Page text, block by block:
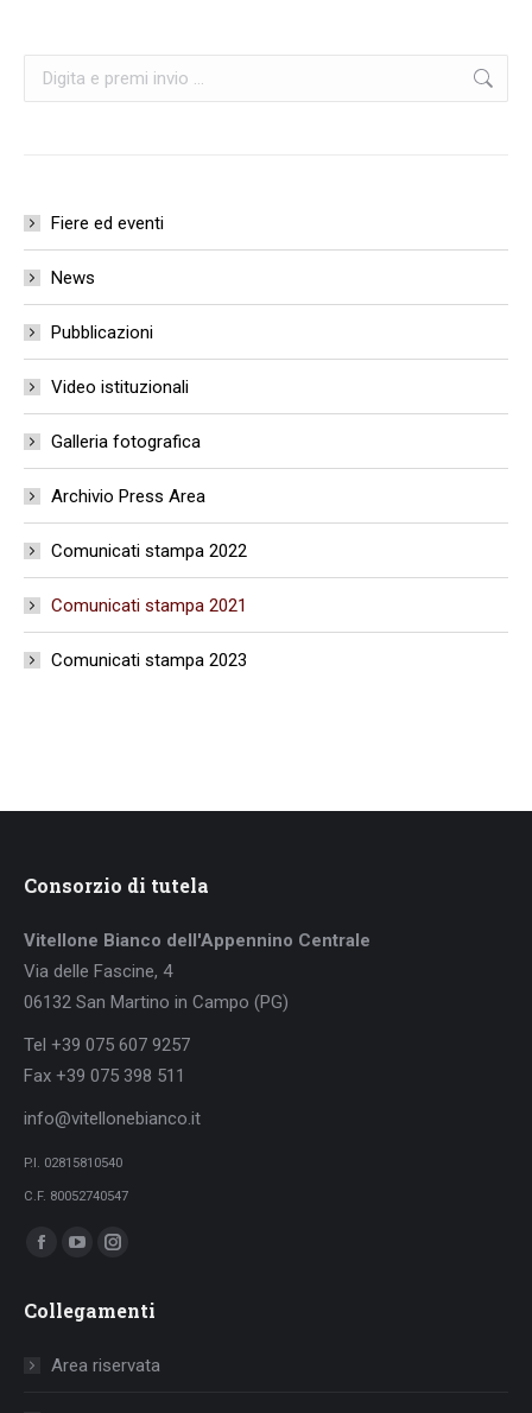
Cerca:
Fiere ed eventi
News
Pubblicazioni
Video istituzionali
Galleria fotografica
Archivio Press Area
Comunicati stampa 2022
Comunicati stampa 2021
Comunicati stampa 2023
Consorzio di tutela
Vitellone Bianco dell'Appennino Centrale
Via delle Fascine, 4
06132 San Martino in Campo (PG)
Tel +39 075 607 9257
Fax +39 075 398 511
info@vitellonebianco.it
P.I. 02815810540
C.F. 80052740547
Ci puoi trovare su:
Facebook
opens
YouTube
opens
Instagram
opens
Collegamenti
Area riservata